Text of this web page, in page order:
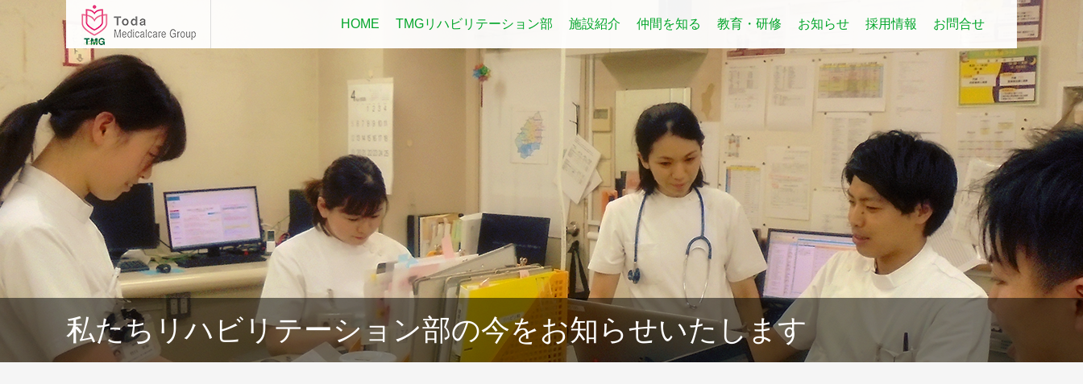
HOME TMGリハビリテーション部 施設紹介 仲間を知る 教育・研修 お知らせ 採用情報 お問合せ
私たちリハビリテーション部の今をお知らせいたします